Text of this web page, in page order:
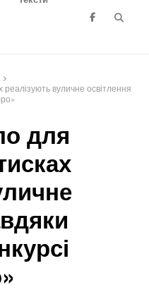
вуличне освітлення
для